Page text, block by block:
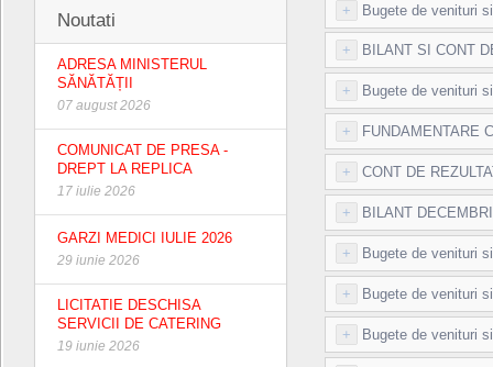
Noutati
ADRESA MINISTERUL
SĂNĂTĂȚII
07 august 2026
COMUNICAT DE PRESA -
DREPT LA REPLICA
17 iulie 2026
GARZI MEDICI IULIE 2026
29 iunie 2026
LICITATIE DESCHISA
SERVICII DE CATERING
19 iunie 2026
+ Bugete de venituri
+ BILANT SI CONT
+ Bugete de venituri
+ FUNDAMENTARE
+ CONT DE
+ BILANT
+ Bugete de venituri
+ Bugete de venituri
+ Bugete de venituri